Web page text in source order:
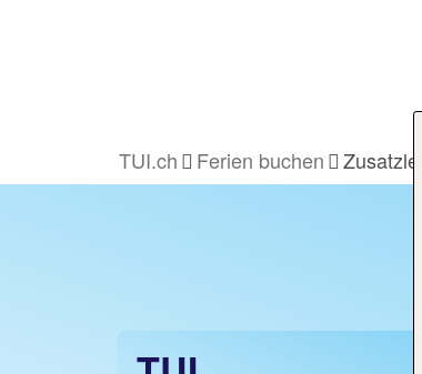
TUI.ch Ferien buchen